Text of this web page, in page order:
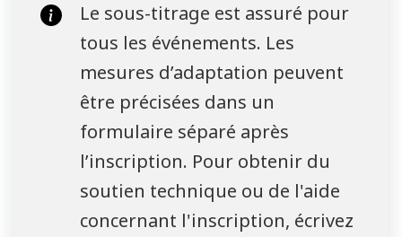
Le sous-titrage est assuré pour
tous les événements. Les
mesures d’adaptation peuvent
être précisées dans un
formulaire séparé après
l’inscription. Pour obtenir du
soutien technique ou de l'aide
concernant l'inscription, écrivez